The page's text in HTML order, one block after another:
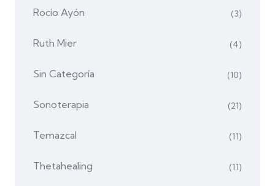
Rocío Ayón (3)
Ruth Mier (4)
Sin Categoría (10)
Sonoterapia (21)
Temazcal (11)
Thetahealing (11)